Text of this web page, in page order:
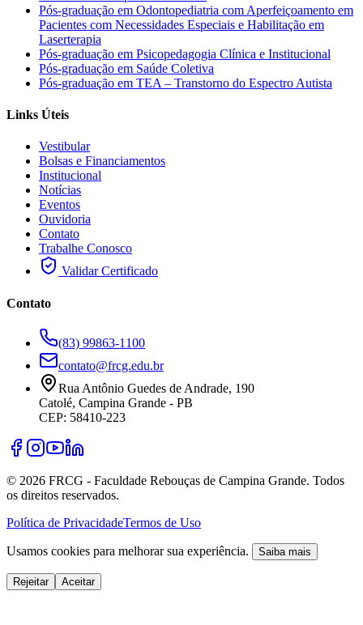
Pós-graduação em Odontopediatria com Aperfeiçoamento em
Pacientes com Necessidades Especiais e Habilitação em
Laserterapia
Pós-graduação em Psicopedagogia Clínica e Institucional
Pós-graduação em Saúde Coletiva
Pós-graduação em TEA – Transtorno do Espectro Autista
Links Úteis
Vestibular
Bolsas e Financiamentos
Institucional
Notícias
Eventos
Ouvidoria
Contato
Trabalhe Conosco
Validar Certificado
Contato
(83) 99863-1100
contato@frcg.edu.br
Rua Antônio Guedes de Andrade, 190
Catolé, Campina Grande - PB
CEP: 58410-223
© 2026 FRCG - Faculdade Rebouças de Campina Grande. Todos
os direitos reservados.
Política de PrivacidadeTermos de Uso
Usamos cookies para melhorar sua experiência. Saiba mais
Rejeitar Aceitar